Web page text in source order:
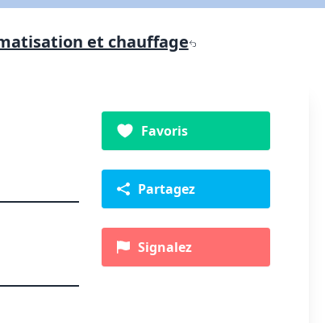
et chauffage
Favoris
Partagez
Signalez